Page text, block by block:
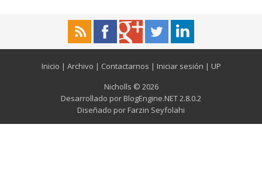
Inicio | Archivo | Contactarnos | Iniciar sesión | UP
Nicholls © 2026
Desarrollado por BlogEngine.NET2.8.0.2
Diseñado por Farzin Seyfolahi